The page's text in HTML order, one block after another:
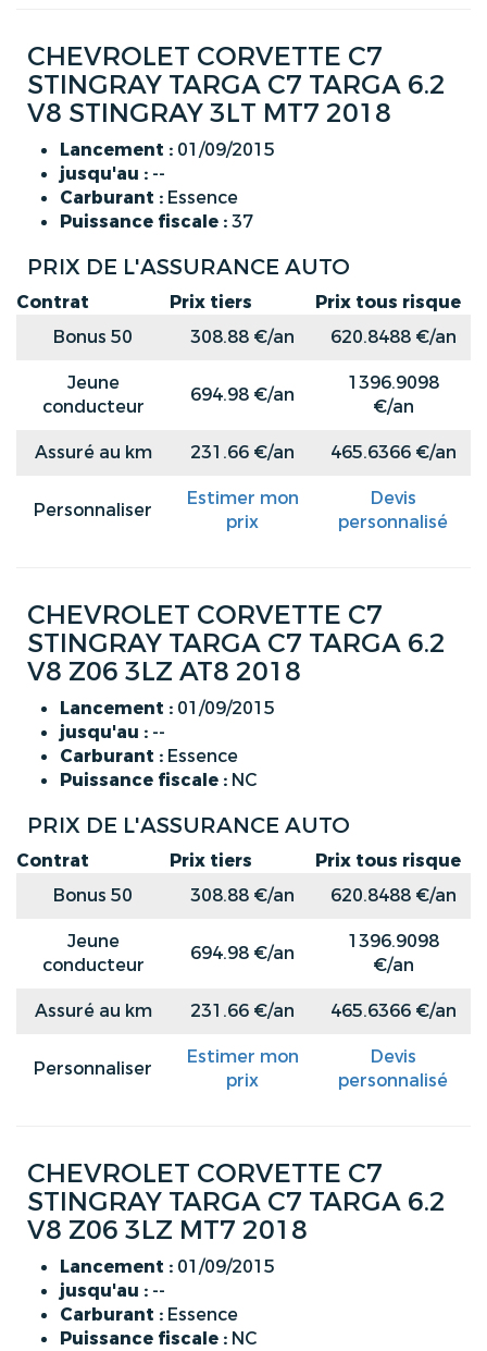
CHEVROLET CORVETTE C7
STINGRAY TARGA C7 TARGA 6.2
V8 STINGRAY 3LT MT7 2018
Lancement : 01/09/2015
jusqu'au : --
Carburant : Essence
Puissance fiscale :37
PRIX DE L'ASSURANCE AUTO
Contrat Prix tiers
Prix tous risque
Bonus 50
308.88 €/an
620.8488 €/an
Jeune
conducteur
694.98 €/an
1396.9098
€/an
Assuré au km
231.66 €/an 465.6366 €/an
Personnaliser
Estimer mon
prix
Devis
personnalisé
CHEVROLET CORVETTE C7
STINGRAY TARGA C7 TARGA 6.2
V8 Z06 3LZ AT8 2018
Lancement : 01/09/2015
jusqu'au : --
Carburant : Essence
Puissance fiscale : NC
PRIX DE L'ASSURANCE AUTO
Contrat Prix tiers
Prix tous risque
Bonus 50
308.88 €/an
620.8488 €/an
Jeune
conducteur
694.98 €/an
1396.9098
€/an
Assuré au km
231.66 €/an 465.6366 €/an
Personnaliser
Estimer mon
prix
Devis
personnalisé
CHEVROLET CORVETTE C7
STINGRAY TARGA C7 TARGA 6.2
V8 Z06 3LZ MT7 2018
Lancement : 01/09/2015
jusqu'au : --
Carburant : Essence
Puissance fiscale : NC